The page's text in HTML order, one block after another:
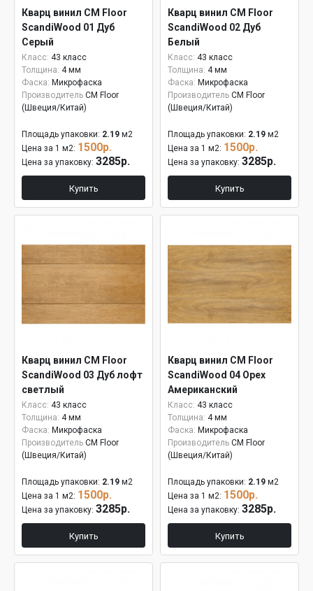
Кварц винил CM Floor
ScandiWood 01 Дуб
Серый
Класс: 43 класс
Толщина: 4 мм
Фаска: Микрофаска
Производитель CM Floor
(Швеция/Китай)
Площадь упаковки: 2.19 м2
Цена за 1 м2: 1500р.
Цена за упаковку: 3285р.
Купить
Кварц винил CM Floor
ScandiWood 02 Дуб
Белый
Класс: 43 класс
Толщина: 4 мм
Фаска: Микрофаска
Производитель CM Floor
(Швеция/Китай)
Площадь упаковки: 2.19 м2
Цена за 1 м2: 1500р.
Цена за упаковку: 3285р.
Купить
Кварц винил CM Floor
ScandiWood 03 Дуб лофт
светлый
Класс: 43 класс
Толщина: 4 мм
Фаска: Микрофаска
Производитель CM Floor
(Швеция/Китай)
Площадь упаковки: 2.19 м2
Цена за 1 м2: 1500р.
Цена за упаковку: 3285р.
Купить
Кварц винил CM Floor
ScandiWood 04 Орех
Американский
Класс: 43 класс
Толщина: 4 мм
Фаска: Микрофаска
Производитель CM Floor
(Швеция/Китай)
Площадь упаковки: 2.19 м2
Цена за 1 м2: 1500р.
Цена за упаковку: 3285р.
Купить